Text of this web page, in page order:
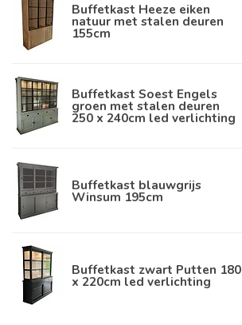
Buffetkast Heeze eiken
natuur met stalen deuren
155cm
Buffetkast Soest Engels
groen met stalen deuren
250 x 240cm led verlichting
Buffetkast blauwgrijs
Winsum 195cm
Buffetkast zwart Putten 180
x 220cm led verlichting